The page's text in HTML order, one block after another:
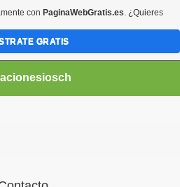
con PaginaWebGratis.es. ¿Quieres
GRATIS